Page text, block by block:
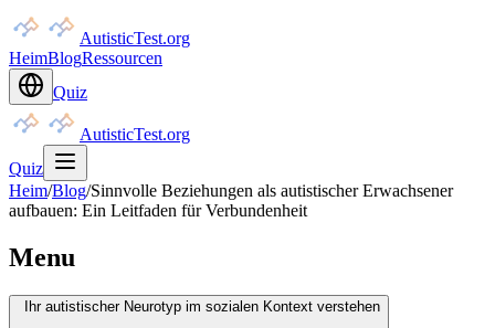
AutisticTest.org
HeimBlogRessourcen
Quiz
AutisticTest.org
Quiz
Heim/Blog/Sinnvolle Beziehungen als autistischer Erwachsener
aufbauen: Ein Leitfaden für Verbundenheit
Menu
Ihr autistischer Neurotyp im sozialen Kontext verstehen